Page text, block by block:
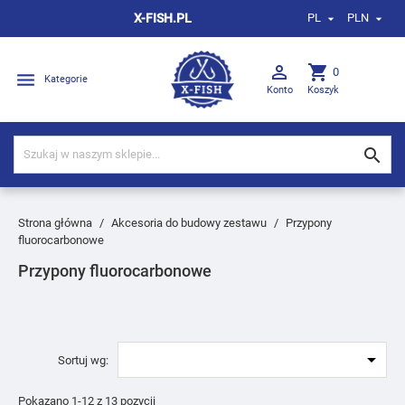
X-FISH.PL PL  PLN 
 Kategorie 
Konto
shopping_cart 0
Koszyk

Strona główna Akcesoria do budowy zestawu
Przypony
fluorocarbonowe
Przypony fluorocarbonowe
Sortuj wg: 
Pokazano 1-12 z 13 pozycji